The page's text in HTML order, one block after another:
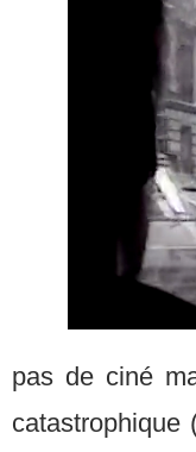
pas de ciné
catastrophique